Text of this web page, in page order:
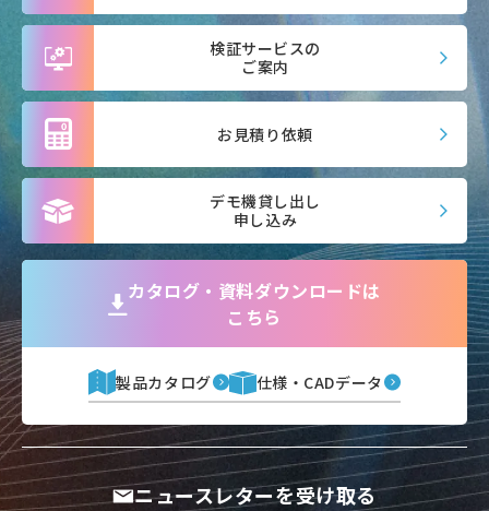
検証サービスの
ご案内
お見積り依頼
デモ機貸し出し
申し込み
カタログ・資料ダウンロードは
こちら
製品カタログ 仕様・CADデータ
ニュースレターを受け取る